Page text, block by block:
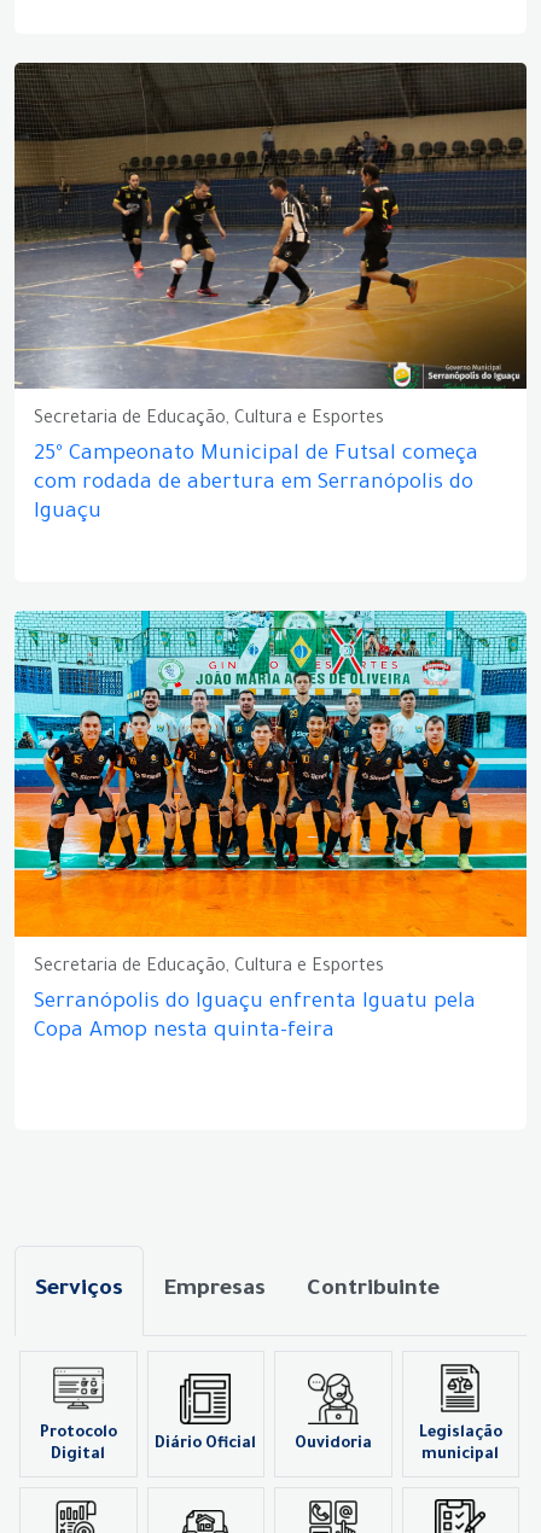
Secretaria de Educação, Cultura e Esportes
25º Campeonato Municipal de Futsal começa
com rodada de abertura em Serranópolis do
Iguaçu
Secretaria de Educação, Cultura e Esportes
Serranópolis do Iguaçu enfrenta Iguatu pela
Copa Amop nesta quinta-feira
Serviços Empresas Contribuinte
Protocolo
Digital
Diário Oficial Ouvidoria
Legislação
municipal